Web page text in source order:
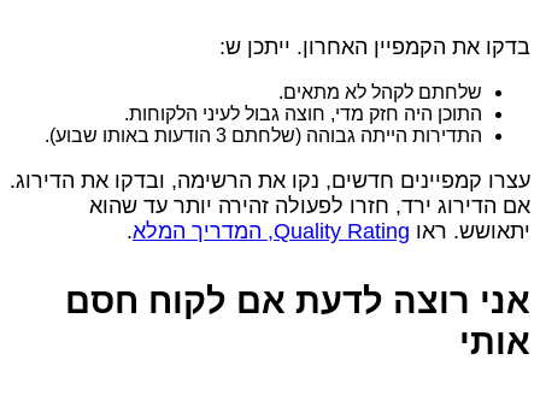
בדקו את הקמפיין האחרון. ייתכן ש:
שלחתם לקהל לא מתאים.
התוכן היה חזק מדי, חוצה גבול לעיני הלקוחות.
התדירות הייתה גבוהה (שלחתם 3 הודעות באותו שבוע).
עצרו קמפיינים חדשים, נקו את הרשימה, ובדקו את הדירוג.
אם הדירוג ירד, חזרו לפעולה זהירה יותר עד שהוא
יתאושש. ראו Quality Rating, המדריך המלא .
אני רוצה לדעת אם לקוח חסם
אותי